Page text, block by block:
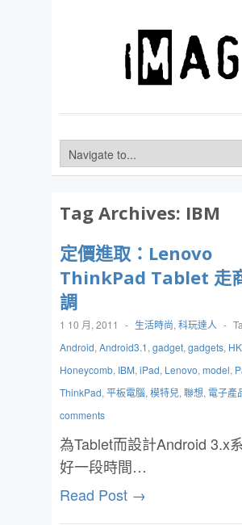
Tag Archives: IBM
定價進取：Lenovo
ThinkPad Tablet 走
調
1 10 月, 2011 - 生活時尚, 科玩達人 -
Android, Android3.1, gadget, gadgets, HK
Honeycomb, IBM, iPad, Lenovo, model,
ThinkPad, 平板電腦, 模特兒, 聯想, 電子產
comments
為Tablet而設計Android 3.x
好一段時間…
Read Post →